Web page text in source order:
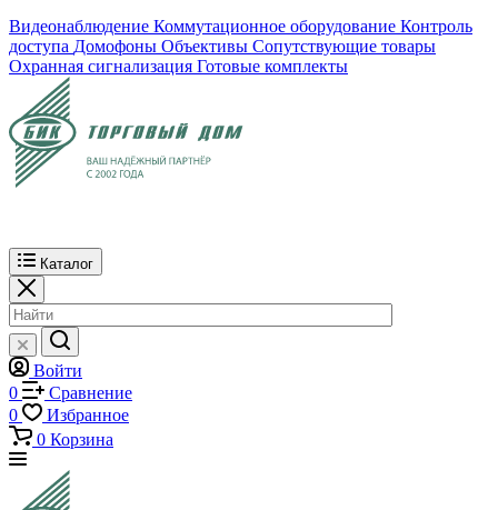
Видеонаблюдение Коммутационное оборудование Контроль
доступа Домофоны Объективы Сопутствующие товары
Охранная сигнализация Готовые комплекты
Каталог
Войти
0
Сравнение
0
Избранное
0 Корзина